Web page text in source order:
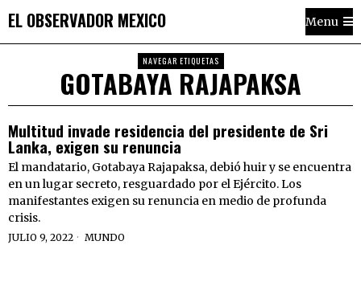
EL OBSERVADOR MEXICO Menu
NAVEGAR ETIQUETAS
GOTABAYA RAJAPAKSA
Multitud invade residencia del presidente de Sri
Lanka, exigen su renuncia
El mandatario, Gotabaya Rajapaksa, debió huir y se encuentra
en un lugar secreto, resguardado por el Ejército. Los
manifestantes exigen su renuncia en medio de profunda
crisis.
JULIO 9, 2022 MUNDO